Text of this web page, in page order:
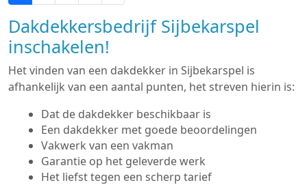
Dakdekkersbedrijf Sijbekarspel
inschakelen!
Het vinden van een dakdekker in Sijbekarspel is
afhankelijk van een aantal punten, het streven hierin is:
Dat de dakdekker beschikbaar is
Een dakdekker met goede beoordelingen
Vakwerk van een vakman
Garantie op het geleverde werk
Het liefst tegen een scherp tarief